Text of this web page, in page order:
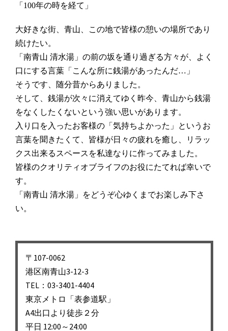
「100年の時を経て」
大好きな街、青山、この地で皆様の憩いの場所であり
続けたい。
「南青山 清水湯」の前の坂を通り過ぎる方々が、よく
口にする言葉「 こんな所に銭湯があったんだ…」
そうです、随分昔からありました。
そして、銭湯が次々に消えてゆく昨今、 青山から銭湯
をなくしたくないという強い思いがあります。
入り口を入ったお客様の「気持ちよかった」
というお
言葉を聞きたくて、皆様が日々の疲れを癒し、
リラッ
クス出来るスペースを私達なりに作ってみました。
皆様のクオリティオブライフのお役にたてれば幸いで
す。
「南青山 清水湯」をどうぞ心ゆくまでお楽しみ下さ
い。
〒107-0062
港区南青山3-12-3
TEL：03-3401-4404
東京メトロ「表参道駅」
A4出口より徒歩２分
平日 12:00～24:00